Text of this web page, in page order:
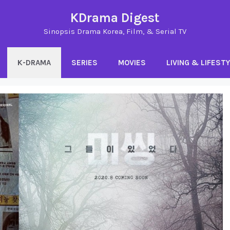
KDrama Digest
Sinopsis Drama Korea, Film, & Serial TV
K-DRAMA SERIES MOVIES LIVING &